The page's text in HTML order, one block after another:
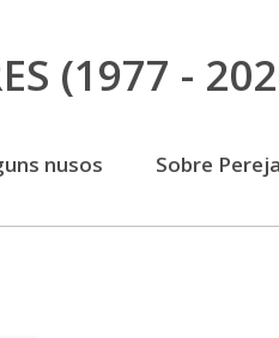
al
contingut
(1977 -
nusos Sobre